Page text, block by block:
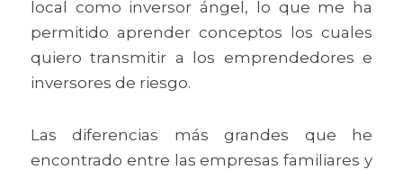
local como inversor ángel, lo que me ha
permitido aprender conceptos los cuales
quiero transmitir a los emprendedores e
inversores de riesgo.
Las diferencias más grandes que he
encontrado entre las empresas familiares y